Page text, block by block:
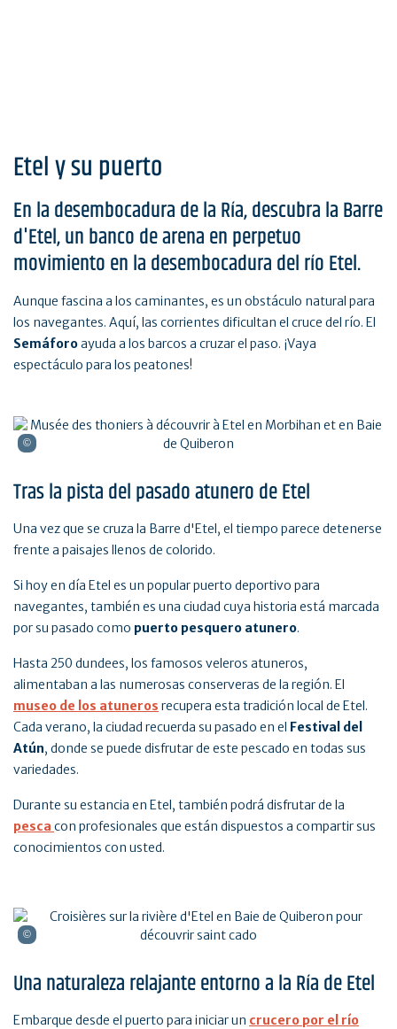
Etel y su puerto
En la desembocadura de la Ría, descubra la Barre
d'Etel, un banco de arena en perpetuo
movimiento en la desembocadura del río Etel.
Aunque fascina a los caminantes, es un obstáculo natural para
los navegantes. Aquí, las corrientes dificultan el cruce del río. El
Semáforoayuda a los barcos a cruzar el paso. ¡Vaya
espectáculo para los peatones!
Tras la pista del pasado atunero de Etel
Una vez que se cruza la Barre d'Etel, el tiempo parece detenerse
frente a paisajes llenos de colorido.
Si hoy en día Etel es un popular puerto deportivo para
navegantes, también es una ciudad cuya historia está marcada
por su pasado como puerto pesquero atunero.
Hasta 250 dundees, los famosos veleros atuneros,
alimentaban a las numerosas conserveras de la región. El
museo de los atuneros recupera esta tradición local de Etel.
Cada verano, la ciudad recuerda su pasado en el Festival del
Atún, donde se puede disfrutar de este pescado en todas sus
variedades.
Durante su estancia en Etel, también podrá disfrutar de la
pesca con profesionales que están dispuestos a compartir sus
conocimientos con usted.
Una naturaleza relajante entorno a la Ría de Etel
Embarque desde el puerto para iniciar un crucero por el río